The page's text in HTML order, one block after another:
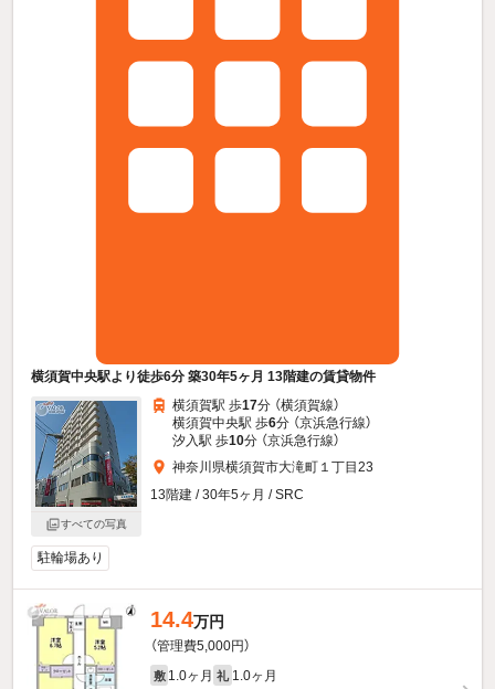
横須賀中央駅より徒歩6分 築30年5ヶ月 13階建の賃貸物件
すべての写真
横須賀駅 歩17分 （横須賀線）
横須賀中央駅 歩6分 （京浜急行線）
汐入駅 歩10分 （京浜急行線）
神奈川県横須賀市大滝町１丁目23
13階建 / 30年5ヶ月 / SRC
駐輪場あり
14.4万円
（管理費5,000円）
敷 1.0ヶ月 礼 1.0ヶ月